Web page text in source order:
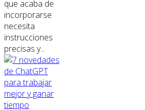
que acaba de
incorporarse
necesita
instrucciones
precisas y...